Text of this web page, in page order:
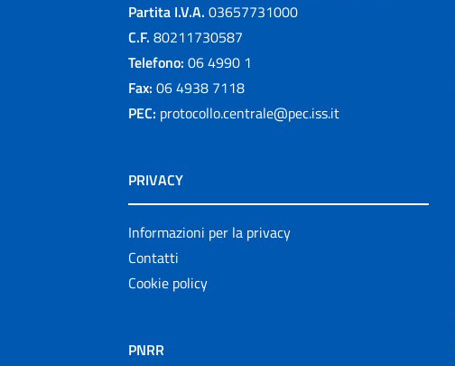
Partita I.V.A. 03657731000
C.F. 80211730587
Telefono: 06 4990 1
Fax: 06 4938 7118
PEC: protocollo.centrale@pec.iss.it
PRIVACY
Informazioni per la privacy
Contatti
Cookie policy
PNRR